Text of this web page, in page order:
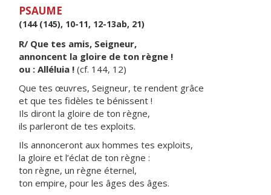
PSAUME
(144 (145), 10-11, 12-13ab, 21)
R/ Que tes amis, Seigneur,
annoncent la gloire de ton règne !
ou : Alléluia ! (cf. 144, 12)
Que tes œuvres, Seigneur, te rendent grâce
et que tes fidèles te bénissent !
Ils diront la gloire de ton règne,
ils parleront de tes exploits.
Ils annonceront aux hommes tes exploits,
la gloire et l’éclat de ton règne :
ton règne, un règne éternel,
ton empire, pour les âges des âges.